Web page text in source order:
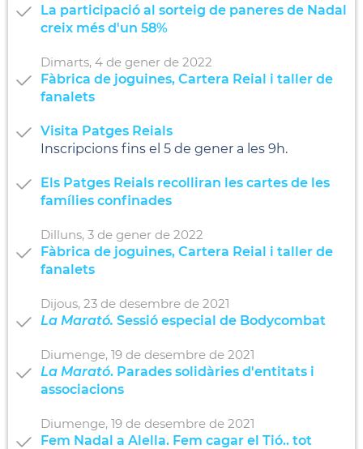
La participació al sorteig de paneres de Nadal
creix més d'un 58%
Dimarts, 4 de gener de 2022
Fàbrica de joguines, Cartera Reial i taller de
fanalets
Visita Patges Reials
Inscripcions fins el 5 de gener a les 9h.
Els Patges Reials recolliran les cartes de les
famílies confinades
Dilluns, 3 de gener de 2022
Fàbrica de joguines, Cartera Reial i taller de
fanalets
Dijous, 23 de desembre de 2021
La Marató. Sessió especial de Bodycombat
Diumenge, 19 de desembre de 2021
La Marató. Parades solidàries d'entitats i
associacions
Diumenge, 19 de desembre de 2021
Fem Nadal a Alella. Fem cagar el Tió.. tot